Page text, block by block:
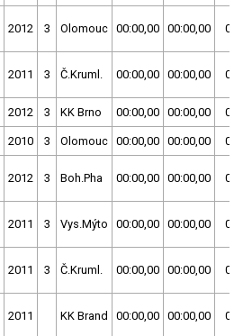
2012 3 Olomouc 00:00,00 00:00,00
2011 3 Č.Kruml. 00:00,00 00:00,00
2012 3 KK Brno 00:00,00 00:00,00
2010 3 Olomouc 00:00,00 00:00,00
2012 3 Boh.Pha 00:00,00 00:00,00
2011 3 Vys.Mýto 00:00,00 00:00,00
2011 3 Č.Kruml. 00:00,00 00:00,00
2011 KK Brand 00:00,00 00:00,00